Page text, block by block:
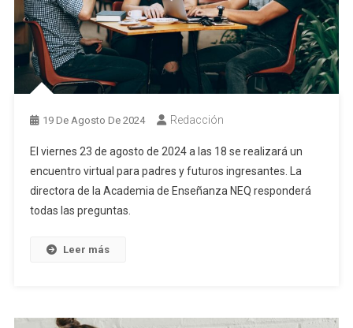
19 De Agosto De 2024 Redacción
El viernes 23 de agosto de 2024 a las 18 se realizará un
encuentro virtual para padres y futuros ingresantes. La
directora de la Academia de Enseñanza NEQ responderá
todas las preguntas.
Leer más